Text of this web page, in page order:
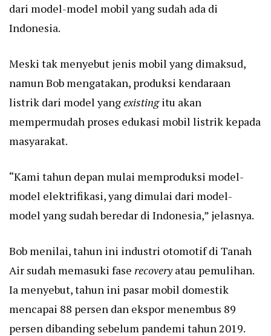
dari model-model mobil yang sudah ada di
Indonesia.
Meski tak menyebut jenis mobil yang dimaksud,
namun Bob mengatakan, produksi kendaraan
listrik dari model yangexistingitu akan
mempermudah proses edukasi mobil listrik kepada
masyarakat.
“Kami tahun depan mulai memproduksi model-
model elektrifikasi, yang dimulai dari model-
model yang sudah beredar di Indonesia,” jelasnya.
Bob menilai, tahun ini industri otomotif di Tanah
Air sudah memasuki fase recoveryatau pemulihan.
Ia menyebut, tahun ini pasar mobil domestik
mencapai 88 persen dan ekspor menembus 89
persen dibanding sebelum pandemi tahun 2019.